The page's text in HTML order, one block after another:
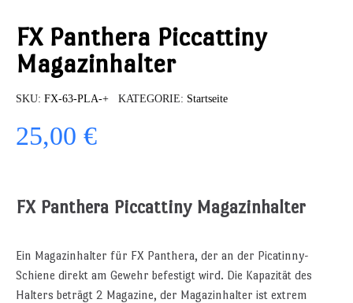
FX Panthera Piccattiny
Magazinhalter
SKU FX-63-PLA-+ KATEGORIE Startseite
25,00 €
FX Panthera Piccattiny Magazinhalter
Ein Magazinhalter für FX Panthera, der an der Picatinny-
Schiene direkt am Gewehr befestigt wird. Die Kapazität des
Halters beträgt 2 Magazine, der Magazinhalter ist extrem